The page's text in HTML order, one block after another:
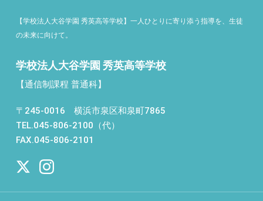
【学校法人大谷学園 秀英高等学校】一人ひとりに寄り添う指導を、生徒
の未来に向けて。
学校法人大谷学園 秀英高等学校
【通信制課程 普通科】
〒245-0016 横浜市泉区和泉町7865
TEL.045-806-2100（代）
FAX.045-806-2101